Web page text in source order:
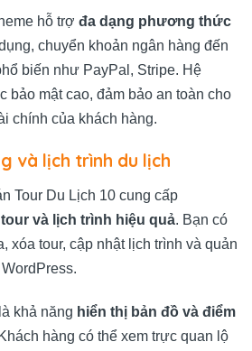
hỗ trợ đa dạng phương thức
chuyển khoản ngân hàng đến
biến như PayPal, Stripe. Hệ
bảo mật cao, đảm bảo an toàn cho
chính của khách hàng.
và lịch trình du lịch
Tour Du Lịch 10 cung cấp
và lịch trình hiệu quả. Bạn có
xóa tour, cập nhật lịch trình và quản
khả năng hiển thị bản đồ và điểm
hàng có thể xem trực quan lộ